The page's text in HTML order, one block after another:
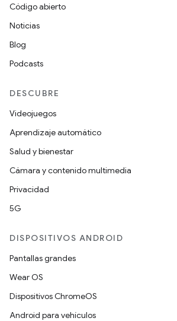
Código abierto
Noticias
Blog
Podcasts
DESCUBRE
Videojuegos
Aprendizaje automático
Salud y bienestar
Cámara y contenido multimedia
Privacidad
5G
DISPOSITIVOS ANDROID
Pantallas grandes
Wear OS
Dispositivos ChromeOS
Android para vehículos